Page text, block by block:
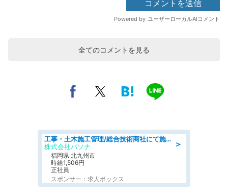
全てのコメントを見る
＞
工事・土木施工管理/総合技術商社にて施工管理のお仕事/即日勤務可/車通勤可/工事・土木施工管理/生産・品質管理
株式会社パソナ
福岡県 北九州市
時給1,506円
正社員
スポンサー：求人ボックス